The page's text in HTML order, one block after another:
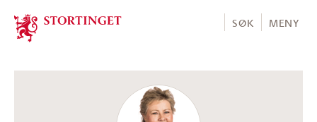
Stortinget.no
SØK MENY